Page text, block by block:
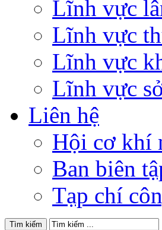
Lĩnh vực
Lĩnh vực
Lĩnh vực
Lĩnh vực
Liên hệ
Hội cơ khí
Ban biên
Tạp chí